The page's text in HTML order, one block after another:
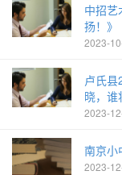
中招艺
扬！》
2023-
卢氏
晓，谁
2023-
南京小
2023-